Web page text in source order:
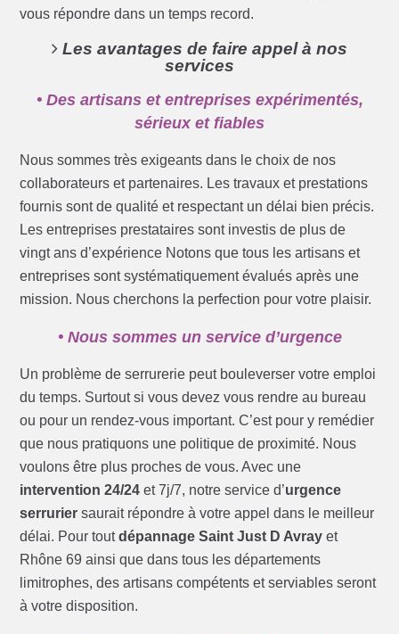
vous répondre dans un temps record.
Les avantages de faire appel à nos
services
• Des artisans et entreprises expérimentés,
sérieux et fiables
Nous sommes très exigeants dans le choix de nos
collaborateurs et partenaires. Les travaux et prestations
fournis sont de qualité et respectant un délai bien précis.
Les entreprises prestataires sont investis de plus de
vingt ans d’expérience Notons que tous les artisans et
entreprises sont systématiquement évalués après une
mission. Nous cherchons la perfection pour votre plaisir.
• Nous sommes un service d’urgence
Un problème de serrurerie peut bouleverser votre emploi
du temps. Surtout si vous devez vous rendre au bureau
ou pour un rendez-vous important. C’est pour y remédier
que nous pratiquons une politique de proximité. Nous
voulons être plus proches de vous. Avec une
intervention 24/24 et 7j/7, notre service d’urgence
serrurier saurait répondre à votre appel dans le meilleur
délai. Pour toutdépannage Saint Just D Avray et
Rhône 69 ainsi que dans tous les départements
limitrophes, des artisans compétents et serviables seront
à votre disposition.